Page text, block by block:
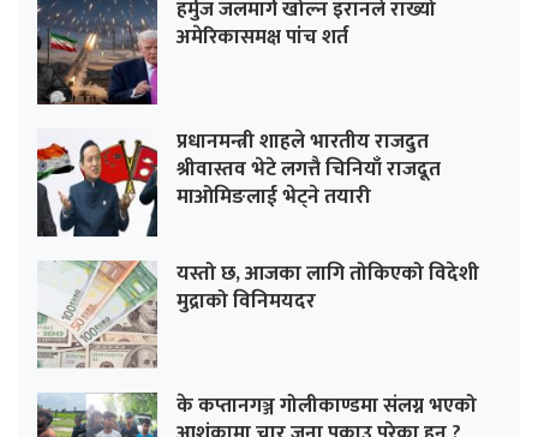
हर्मुज जलमार्ग खोल्न इरानले राख्यो
अमेरिकासमक्ष पांच शर्त
प्रधानमन्त्री शाहले भारतीय राजदुत
श्रीवास्तव भेटे लगत्तै चिनियाँ राजदूत
माओमिङलाई भेट्ने तयारी
यस्तो छ, आजका लागि तोकिएको विदेशी
मुद्राको विनिमयदर
के कप्तानगञ्ज गोलीकाण्डमा संलग्न भएको